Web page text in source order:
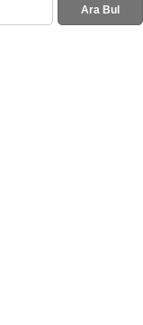
Ara Bul